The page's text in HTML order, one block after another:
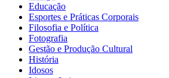
Educação
Esportes e Práticas Corporais
Filosofia e Política
Fotografia
Gestão e Produção Cultural
História
Idosos